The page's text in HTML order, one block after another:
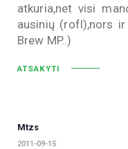
atkuria,net visi
ausinių (rofl),nors
Brew MP..)
ATSAKYTI
Mtzs
2011-09-15